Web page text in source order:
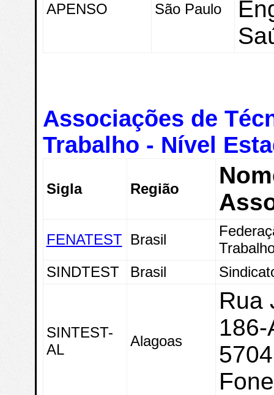
APENSO São Paulo
Associações de
Trabalho - Nível
Sigla Região
FENATEST Brasil
SINDTEST
Brasil
SINTEST-
AL
Alagoas
Rua